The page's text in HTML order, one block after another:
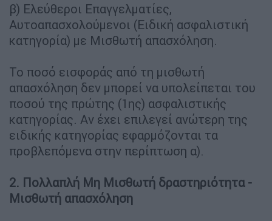
β) Ελεύθεροι Επαγγελματίες,
Αυτοαπασχολούμενοι (Ειδική ασφαλιστική
κατηγορία) με Μισθωτή απασχόληση.
Το ποσό εισφοράς από τη μισθωτή
απασχόληση δεν μπορεί να υπολείπεται του
ποσού της πρώτης (1ης) ασφαλιστικής
κατηγορίας. Αν έχει επιλεγεί ανώτερη της
ειδικής κατηγορίας εφαρμόζονται τα
προβλεπόμενα στην περίπτωση α).
2. Πολλαπλή Μη Μισθωτή δραστηριότητα -
Μισθωτή απασχόληση